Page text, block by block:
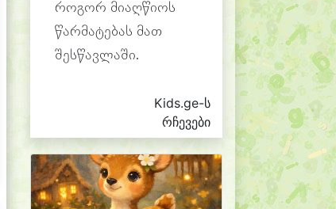
როგორ მიაღწიოს
წარმატებას მათ
შესწავლაში.
Kids.ge-ს
რჩევები